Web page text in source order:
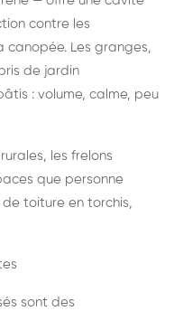
contre les
canopée. Les granges,
de jardin
: volume, calme, peu
les frelons
que personne
toiture en torchis,
sont des